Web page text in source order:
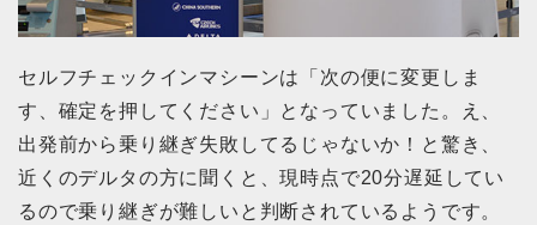
セルフチェックインマシーンは「次の便に変更しま
す、確定を押してください」となっていました。え、
出発前から乗り継ぎ失敗してるじゃないか！と驚き、
近くのデルタの方に聞くと、現時点で20分遅延してい
るので乗り継ぎが難しいと判断されているようです。